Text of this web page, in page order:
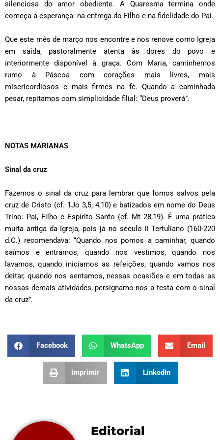
silenciosa do amor obediente. A Quaresma termina onde
começa a esperança: na entrega do Filho e na fidelidade do Pai.
Que este mês de março nos encontre e nos renove como Igreja
em saída, pastoralmente atenta às dores do povo e
interiormente disponível à graça. Com Maria, caminhemos
rumo à Páscoa com corações mais livres, mais
misericordiosos e mais firmes na fé. Quando a caminhada
pesar, repitamos com simplicidade filial: “Deus proverá”.
NOTAS MARIANAS
Sinal da cruz
Fazemos o sinal da cruz para lembrar que fomos salvos pela
cruz de Cristo (cf. 1Jo 3,5; 4,10) e batizados em nome do Deus
Trino: Pai, Filho e Espírito Santo (cf. Mt 28,19). É uma prática
muita antiga da Igreja, pois já no século II Tertuliano (160-220
d.C.) recomendava: “Quando nos pomos a caminhar, quando
saímos e entramos, quando nos vestimos, quando nos
lavamos, quando iniciamos as refeições, quando vamos nos
deitar, quando nos sentamos, nessas ocasiões e em todas as
nossas demais atividades, persignamo-nos a testa com o sinal
da cruz”.
Facebook WhatsApp Email
Imprimir LinkedIn
Editorial